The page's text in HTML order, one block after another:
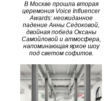
В Москве прошла вторая
церемония Voice Influencer
Awards: неожиданное
падение Анны Седоковой,
двойная победа Оксаны
Самойловой и атмосфера,
напоминающая яркое шоу
под светом софитов.